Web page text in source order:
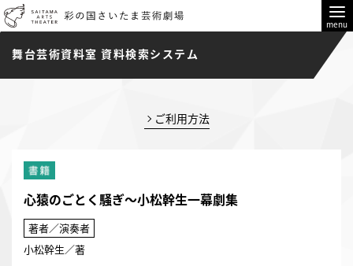
menu
舞台芸術資料室 資料検索システム
ご利用方法
心猿のごとく騒ぎ～小松幹生一幕劇集
著者／演奏者
小松幹生／著